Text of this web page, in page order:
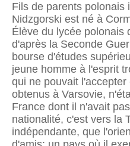
Fils de parents polonais
Nidzgorski est né à
Élève du lycée polonais
d'après la Seconde
bourse d'études
jeune homme à l'esprit
qui ne pouvait
obtenus à Varsovie,
France dont il n'avait
nationalité, c'est vers la
indépendante, que